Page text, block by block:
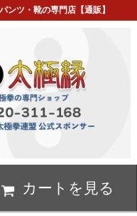
ンツ・靴の専門店【通販】
カートを見る